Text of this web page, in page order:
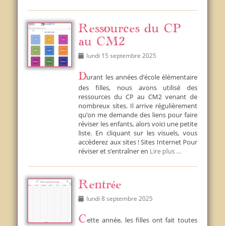
Ressources du CP
au CM2
Postedlundi 15 septembre 2025
Durant les années d’école élémentaire
des filles, nous avons utilisé des
ressources du CP au CM2 venant de
nombreux sites. Il arrive régulièrement
qu’on me demande des liens pour faire
réviser les enfants, alors voici une petite
liste. En cliquant sur les visuels, vous
accèderez aux sites ! Sites Internet Pour
réviser et s’entraîner en Lire plus …
Rentrée
Postedlundi 8 septembre 2025
Cette année, les filles ont fait toutes